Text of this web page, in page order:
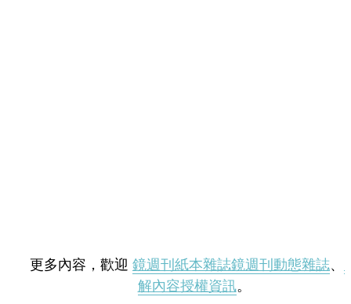
更多內容，歡迎 鏡週刊紙本雜誌鏡週刊動態雜誌、
解內容授權資訊。